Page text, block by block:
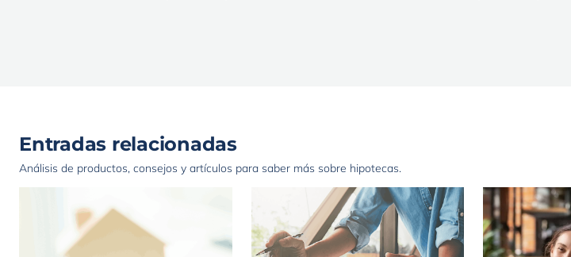
Entradas relacionadas
Análisis de productos, consejos y artículos para saber más sobre hipotecas.